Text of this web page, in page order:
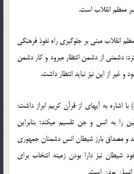
معظم انقلاب است.
انقلاب مبنی بر جلوگیری راه نفوذ فرهنگی
دشمنی از دشمن انتظار می‏رود و کار دشمن
غیر از این نیز نباید انتظار داشت.
اشاره به آیه‏ای از قرآن کریم ابراز داشت:
را به انس و جن تقسیم می‏کند؛ بنابراین
و مصداق بارز شیطان انس دشمنان جمهوری
نیز دارا بودن زمینه انتخاب برای